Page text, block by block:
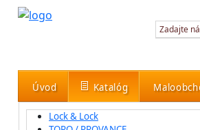
Úvod Katalóg
Lock & Lock